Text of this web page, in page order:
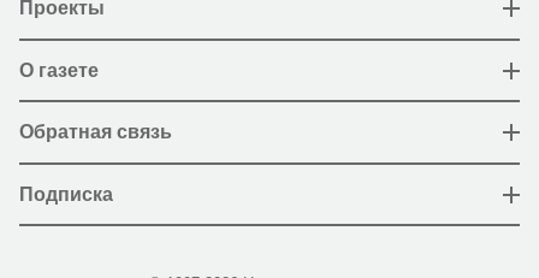
Проекты
О газете
Обратная связь
Подписка